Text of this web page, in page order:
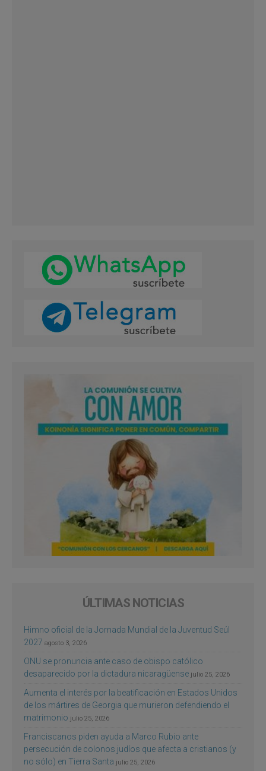
ÚLTIMAS NOTICIAS
Himno oficial de la Jornada Mundial de la Juventud Seúl
2027 agosto 3, 2026
ONU se pronuncia ante caso de obispo católico
desaparecido por la dictadura nicaragüense julio 25, 2026
Aumenta el interés por la beatificación en Estados Unidos
de los mártires de Georgia que murieron defendiendo el
matrimonio julio 25, 2026
Franciscanos piden ayuda a Marco Rubio ante
persecución de colonos judíos que afecta a cristianos (y
no sólo) en Tierra Santa julio 25, 2026